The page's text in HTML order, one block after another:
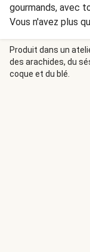
gourmands, avec
Vous n'avez plus
les journées
(semoule de BLÉ,
(stabilisant :
saumon fumé à
Produit dans un
des arachides, du
coque et du blé.